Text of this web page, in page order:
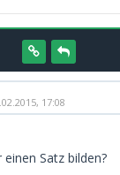
17:08
Satz bilden?